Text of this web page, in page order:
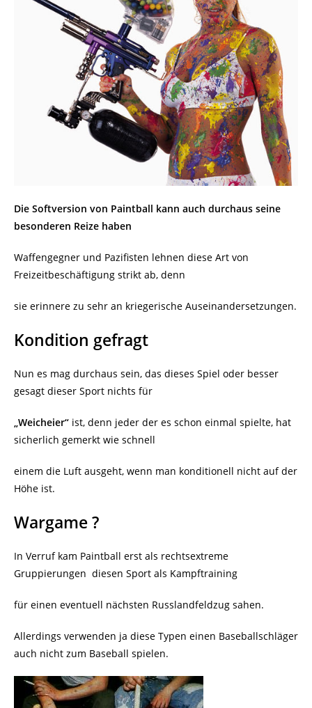
Die Softversion von Paintball kann auch durchaus seine
besonderen Reize haben
Waffengegner und Pazifisten lehnen diese Art von
Freizeitbeschäftigung strikt ab, denn
sie erinnere zu sehr an kriegerische Auseinandersetzungen.
Kondition gefragt
Nun es mag durchaus sein, das dieses Spiel oder besser
gesagt dieser Sport nichts für
„Weicheier“ ist, denn jeder der es schon einmal spielte, hat
sicherlich gemerkt wie schnell
einem die Luft ausgeht, wenn man konditionell nicht auf der
Höhe ist.
Wargame ?
In Verruf kam Paintball erst als rechtsextreme
Gruppierungen diesen Sport als Kampftraining
für einen eventuell nächsten Russlandfeldzug sahen.
Allerdings verwenden ja diese Typen einen Baseballschläger
auch nicht zum Baseball spielen.